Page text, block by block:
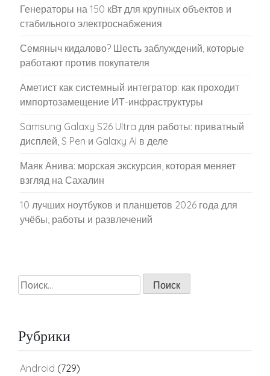
Генераторы на 150 кВт для крупных объектов и
стабильного электроснабжения
Семяныч кидалово? Шесть заблуждений, которые
работают против покупателя
Аметист как системный интегратор: как проходит
импортозамещение ИТ-инфраструктуры
Samsung Galaxy S26 Ultra для работы: приватный
дисплей, S Pen и Galaxy AI в деле
Маяк Анива: морская экскурсия, которая меняет
взгляд на Сахалин
10 лучших ноутбуков и планшетов 2026 года для
учёбы, работы и развлечений
Найти:
Рубрики
Android (729)